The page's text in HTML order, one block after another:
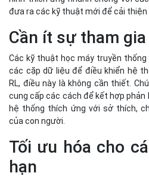
Tối ưu hóa cho
hạn
trở nên lý tưởng cho các tình huống
dài. Chúng đặc biệt phù hợp với
phản hồi không thể truy cập ngay
thể rút ra bài học.
Ví dụ, các quyết định liên quan
để tối đa hóa cả hiệu quả sử dụng
Với thiết kế phù hợp, thuật toán RL
chiến thuật đã học của họ thành